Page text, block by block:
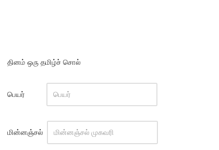
தினம் ஒரு தமிழ்ச் சொல்
பெயர்
மின்னஞ்சல்